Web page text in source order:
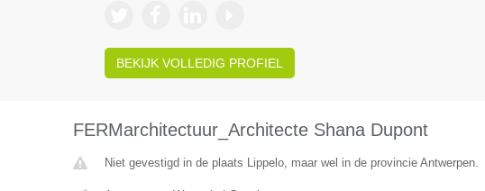
BEKIJK VOLLEDIG PROFIEL
FERMarchitectuur_Architecte Shana Dupont
Niet gevestigd in de plaats Lippelo, maar wel in de provincie Antwerpen.